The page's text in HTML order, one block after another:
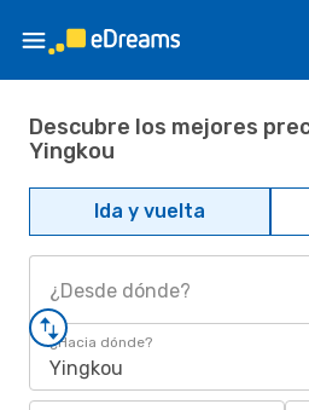
Descubre los mejores
Yingkou
Ida y vuelta
¿Desde dónde?
¿Hacia dónde?
Yingkou